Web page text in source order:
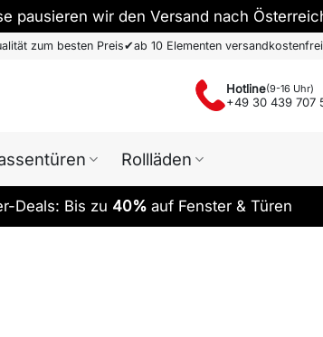
pausieren wir den Versand nach
zum besten Preis✔ab 10 Elementen versandkostenfrei
Hotline(9-16 Uhr)
+49 30 439 707
Rollläden
Deals: Bis zu 40% auf Fenster & Türen